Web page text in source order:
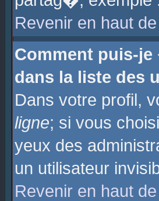
Revenir en haut
Comment puis-
dans la liste des
Dans votre profil,
ligne; si vous
yeux des
un utilisateur
Revenir en haut